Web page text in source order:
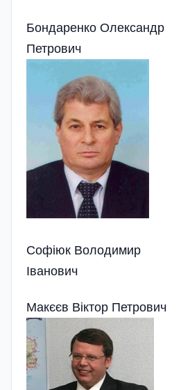
Бондаренко Олександр
Петрович
Софіюк Володимир
Іванович
Макєєв Віктор Петрович